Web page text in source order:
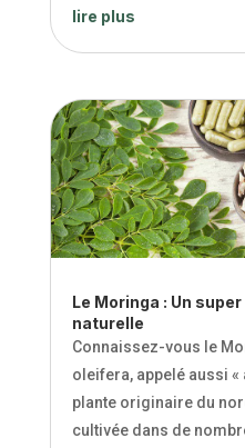
lire plus
Le Moringa : Un
naturelle
Connaissez-vous le
oleifera, appelé aussi «
plante originaire du
cultivée dans de